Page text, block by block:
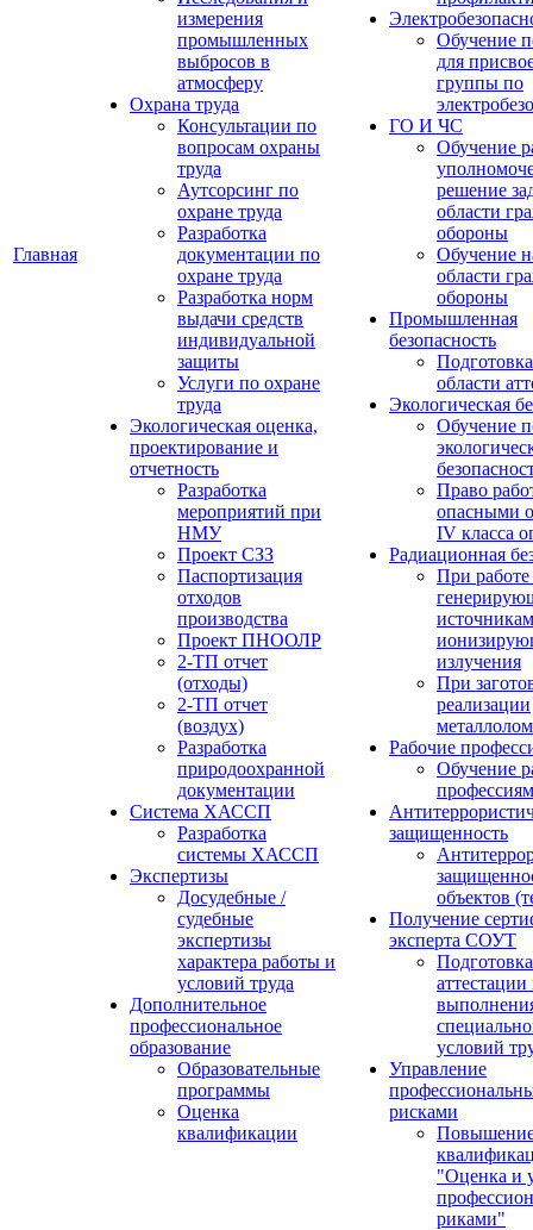
Главная
измерения
промышленных
выбросов в
атмосферу
Охрана труда
Консультации по
вопросам охраны
труда
Аутсорсинг по
охране труда
Разработка
документации по
охране труда
Разработка норм
выдачи средств
индивидуальной
защиты
Услуги по охране
труда
Экологическая оценка,
проектирование и
отчетность
Разработка
мероприятий при
НМУ
Проект СЗЗ
Паспортизация
отходов
производства
Проект ПНООЛР
2-ТП отчет
(отходы)
2-ТП отчет
(воздух)
Разработка
природоохранной
документации
Система ХАССП
Разработка
системы ХАССП
Экспертизы
Досудебные /
судебные
экспертизы
характера работы и
условий труда
Дополнительное
профессиональное
образование
Образовательные
программы
Оценка
квалификации
Обучение
для
группы по
ГО И ЧС
Обучение
решение
области
обороны
Обучение
области
обороны
Промышленная
безопасность
области
Экологическая
Обучение
Право
опасными
IV класса
Радиационная
При работе
излучения
При
реализации
Рабочие
Обучение
профессиям
защищенность
объектов
Получение
эксперта СОУТ
условий
Управление
рисками
"Оценка и
риками"